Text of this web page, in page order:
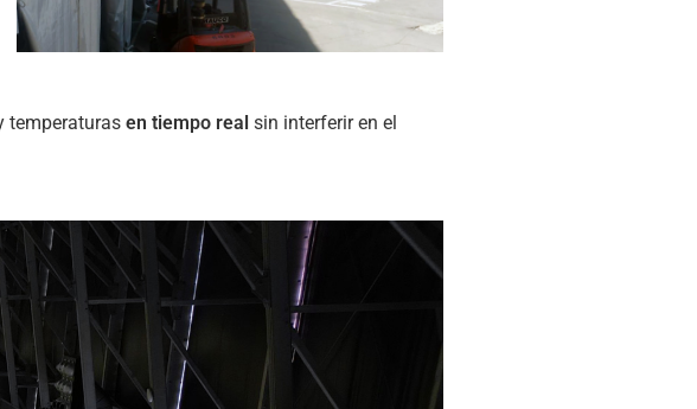
temperaturasen tiempo real sin interferir en el